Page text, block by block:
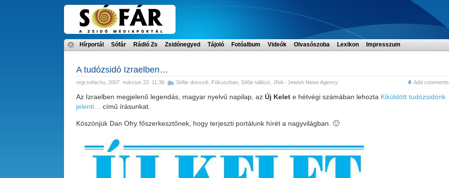
Hírportál Sófár Rádió Zs Zsidónegyed Tájoló Fotóalbum Videók Olvasószoba Lexikon Impresszum
A tudózsidó Izraelben…
regi.sofar.hu , 2007. március 22. 11:36 Sófár dosszié Fókuszban Sófár tallózó JNA - Jewish News Agency Add comments
Az Izraelben megjelenő legendás, magyar nyelvű napilap, az Új Kelet e hétvégi számában lehozta Kiküldött tudózsidónk
jelenti…
című írásunkat.
Köszönjük Dan Ofry főszerkesztőnek, hogy terjeszti portálunk hírét a nagyvilágban. 🙂